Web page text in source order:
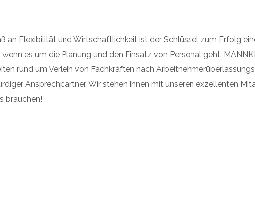
an Flexibilität und Wirtschaftlichkeit ist der Schlüssel zum Erfolg
wenn es um die Planung und den Einsatz von Personal geht.
rund um Verleih von Fachkräften nach
Ansprechpartner. Wir stehen Ihnen mit unseren exzellenten
brauchen!